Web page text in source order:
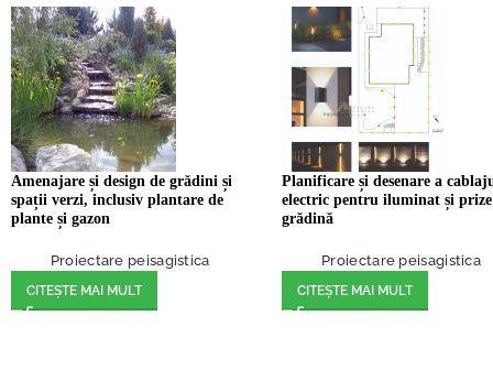
Amenajare și design de grădini și
spații verzi, inclusiv plantare de
plante și gazon
Proiectare peisagistica
CITEȘTE MAI MULT
Planificare și desenare a
electric pentru iluminat și
grădină
Proiectare peisagistica
CITEȘTE MAI MULT